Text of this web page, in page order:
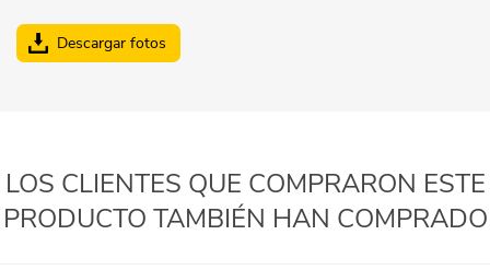
Descargar fotos
LOS CLIENTES QUE COMPRARON ESTE
PRODUCTO TAMBIÉN HAN COMPRADO